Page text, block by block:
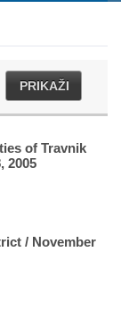
PRIKAŽI
of Travnik
2005
/ November